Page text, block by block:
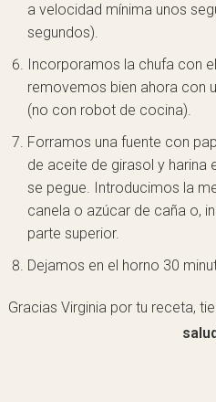
a velocidad mínima unos
segundos).
Incorporamos la chufa con
removemos bien ahora con
(no con robot de cocina).
Forramos una fuente con
de aceite de girasol y harina
se pegue. Introducimos la
canela o azúcar de caña o,
parte superior.
Dejamos en el horno 30
Gracias Virginia por tu receta,